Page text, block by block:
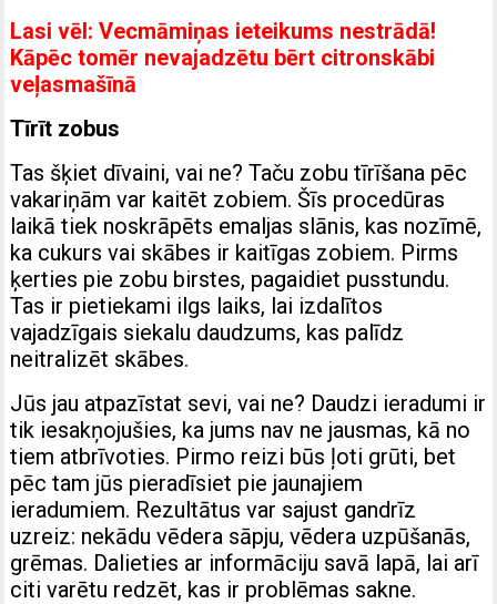
Lasi vēl:Vecmāmiņas ieteikums nestrādā!
Kāpēc tomēr nevajadzētu bērt citronskābi
veļasmašīnā
Tīrīt zobus
Tas šķiet dīvaini, vai ne? Taču zobu tīrīšana pēc
vakariņām var kaitēt zobiem. Šīs procedūras
laikā tiek noskrāpēts emaljas slānis, kas nozīmē,
ka cukurs vai skābes ir kaitīgas zobiem. Pirms
ķerties pie zobu birstes, pagaidiet pusstundu.
Tas ir pietiekami ilgs laiks, lai izdalītos
vajadzīgais siekalu daudzums, kas palīdz
neitralizēt skābes.
Jūs jau atpazīstat sevi, vai ne? Daudzi ieradumi ir
tik iesakņojušies, ka jums nav ne jausmas, kā no
tiem atbrīvoties. Pirmo reizi būs ļoti grūti, bet
pēc tam jūs pieradīsiet pie jaunajiem
ieradumiem. Rezultātus var sajust gandrīz
uzreiz: nekādu vēdera sāpju, vēdera uzpūšanās,
grēmas. Dalieties ar informāciju savā lapā, lai arī
citi varētu redzēt, kas ir problēmas sakne.